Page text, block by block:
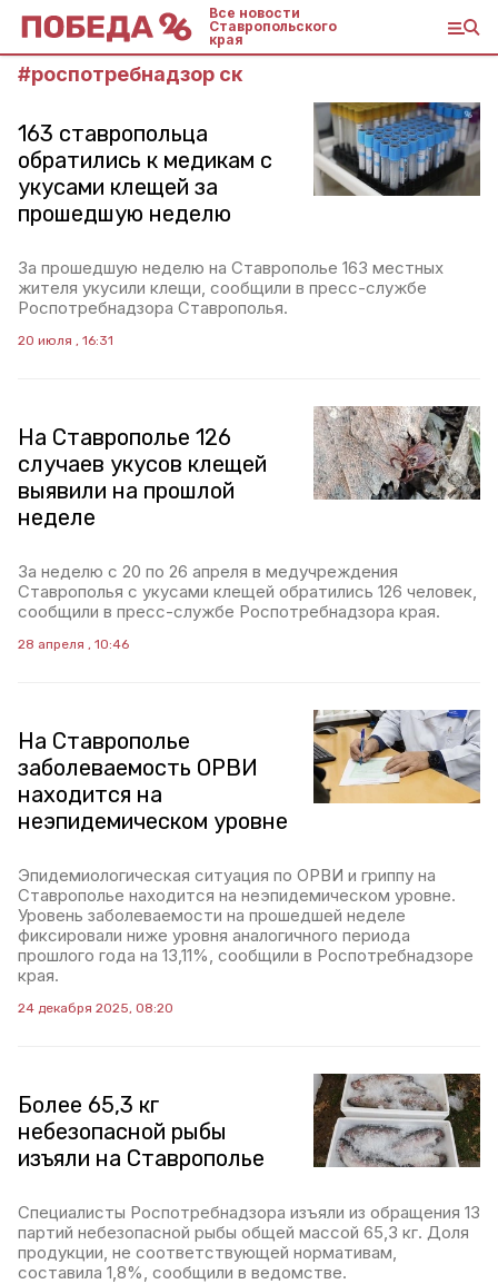
Все новости
Ставропольского
края
#роспотребнадзор ск
163 ставропольца
обратились к медикам с
укусами клещей за
прошедшую неделю
За прошедшую неделю на Ставрополье 163 местных
жителя укусили клещи, сообщили в пресс-службе
Роспотребнадзора Ставрополья.
20 июля , 16:31
На Ставрополье 126
случаев укусов клещей
выявили на прошлой
неделе
За неделю с 20 по 26 апреля в медучреждения
Ставрополья с укусами клещей обратились 126 человек,
сообщили в пресс-службе Роспотребнадзора края.
28 апреля , 10:46
На Ставрополье
заболеваемость ОРВИ
находится на
неэпидемическом уровне
Эпидемиологическая ситуация по ОРВИ и гриппу на
Ставрополье находится на неэпидемическом уровне.
Уровень заболеваемости на прошедшей неделе
фиксировали ниже уровня аналогичного периода
прошлого года на 13,11%, сообщили в Роспотребнадзоре
края.
24 декабря 2025, 08:20
Более 65,3 кг
небезопасной рыбы
изъяли на Ставрополье
Специалисты Роспотребнадзора изъяли из обращения 13
партий небезопасной рыбы общей массой 65,3 кг. Доля
продукции, не соответствующей нормативам,
составила 1,8%, сообщили в ведомстве.